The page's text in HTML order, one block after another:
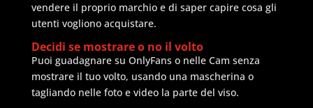
vendere il proprio marchio e di saper capire cosa gli
utenti vogliono acquistare.
Decidi se mostrare o no il volto
Puoi guadagnare su OnlyFans o nelle Cam senza
mostrare il tuo volto, usando una mascherina o
tagliando nelle foto e video la parte del viso.